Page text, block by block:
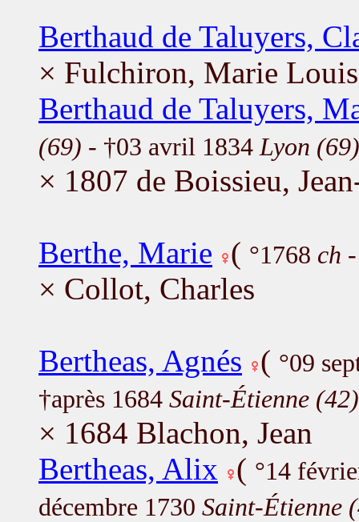
Berthaud de Taluyers,
× Fulchiron, Marie
Berthaud de Taluyers,
(69) - †03 avril 1834 Lyon (69)
× 1807 de Boissieu,
Berthe, Marie ( °1768 ch
× Collot, Charles
Bertheas, Agnés ( °09
†après 1684 Saint-Étienne (42)
× 1684 Blachon, Jean
Bertheas, Alix ( °14
décembre 1730 Saint-Étienne